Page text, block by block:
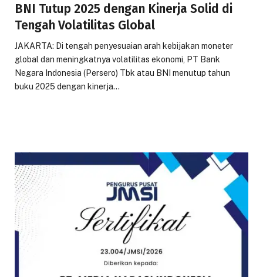
BNI Tutup 2025 dengan Kinerja Solid di
Tengah Volatilitas Global
JAKARTA: Di tengah penyesuaian arah kebijakan moneter
global dan meningkatnya volatilitas ekonomi, PT Bank
Negara Indonesia (Persero) Tbk atau BNI menutup tahun
buku 2025 dengan kinerja…